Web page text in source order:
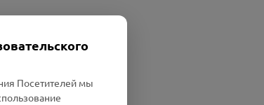
Посетителей мы